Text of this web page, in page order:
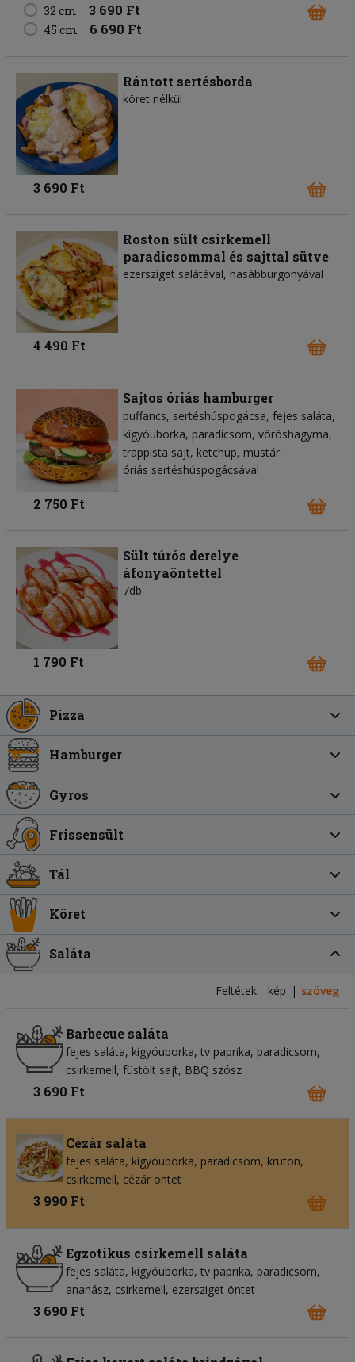
32 cm 3 690 Ft
45 cm 6 690 Ft
Rántott sertésborda
köret nélkül
3 690 Ft
Roston sült csirkemell
paradicsommal és sajttal sütve
ezersziget salátával, hasábburgonyával
4 490 Ft
Sajtos óriás hamburger
puffancs sertéshúspogácsa fejes saláta
kígyóuborka paradicsom vöröshagyma
trappista sajt ketchup mustár
óriás sertéshúspogácsával
2 750 Ft
Sült túrós derelye
áfonyaöntettel
7db
1 790 Ft
Pizza
Hamburger
Gyros
Frissensült
Tál
Köret
Saláta
Feltétek: kép szöveg
Barbecue saláta
fejes saláta kígyóuborka tv paprika paradicsom
csirkemell füstölt sajt BBQ szósz
3 690 Ft
Cézár saláta
fejes saláta kígyóuborka paradicsom kruton
csirkemell cézár öntet
3 990 Ft
Egzotikus csirkemell saláta
fejes saláta kígyóuborka tv paprika paradicsom
ananász csirkemell ezersziget öntet
3 690 Ft